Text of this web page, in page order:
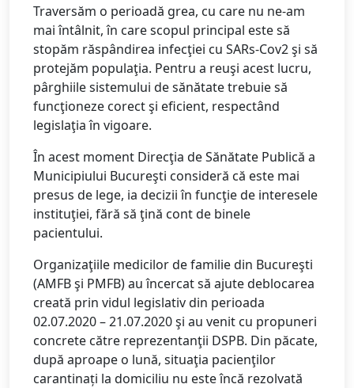
Traversăm o perioadă grea, cu care nu ne-am
mai întâlnit, în care scopul principal este să
stopăm răspândirea infecţiei cu SARs-Cov2 şi să
protejăm populaţia. Pentru a reuşi acest lucru,
pârghiile sistemului de sănătate trebuie să
funcţioneze corect şi eficient, respectând
legislaţia în vigoare.
În acest moment Direcţia de Sănătate Publică a
Municipiului Bucureşti consideră că este mai
presus de lege, ia decizii în funcţie de interesele
instituţiei, fără să ţină cont de binele
pacientului.
Organizaţiile medicilor de familie din Bucureşti
(AMFB şi PMFB) au încercat să ajute deblocarea
creată prin vidul legislativ din perioada
02.07.2020 – 21.07.2020 şi au venit cu propuneri
concrete către reprezentanţii DSPB. Din păcate,
după aproape o lună, situaţia pacienţilor
carantinați la domiciliu nu este încă rezolvată